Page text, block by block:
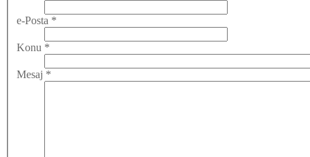
e-Posta *
Konu *
Mesaj *